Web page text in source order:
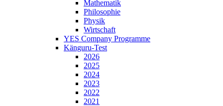
Mathematik
Philosophie
Physik
Wirtschaft
YES Company Programme
Känguru-Test
2026
2025
2024
2023
2022
2021